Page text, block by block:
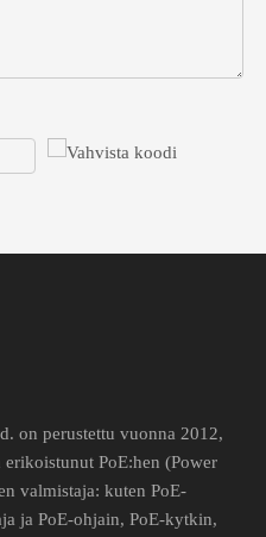
48 V:n aktiivisiin
on perustettu vuonna 2012,
PoE:hen (Power
valmistaja: kuten PoE-
ja PoE-ohjain, PoE-kytkin,